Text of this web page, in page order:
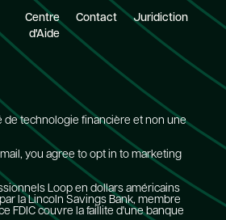
Centre
d'Aide
Contact Juridiction
de technologie financière et non une
you agree to opt in to marketing
Loop en dollars américains
la Lincoln Savings Bank, membre
FDIC couvre la faillite d'une banque